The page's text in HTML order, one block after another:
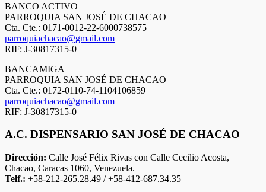
BANCO ACTIVO
PARROQUIA SAN JOSÉ DE CHACAO
Cta. Cte.: 0171-0012-22-6000738575
parroquiachacao@gmail.com
RIF: J-30817315-0
BANCAMIGA
PARROQUIA SAN JOSÉ DE CHACAO
Cta. Cte.: 0172-0110-74-1104106859
parroquiachacao@gmail.com
RIF: J-30817315-0
A.C. DISPENSARIO SAN JOSÉ DE CHACAO
Dirección: Calle José Félix Rivas con Calle Cecilio Acosta,
Chacao, Caracas 1060, Venezuela.
Telf.: +58-212-265.28.49 / +58-412-687.34.35